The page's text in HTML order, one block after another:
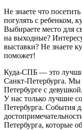
Не знаете что
погулять с ребенком,
Выбираете место для
на выходные?
выставки? Не знаете
поможет!
Куда-СПБ — это
Санкт-Петербурга. Мы
Петербурге с
У нас только лучшие
Петербурга. События
Петербурга, которые